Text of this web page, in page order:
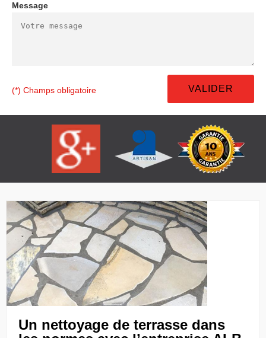
Message
(*) Champs obligatoire
Un nettoyage de terrasse dans